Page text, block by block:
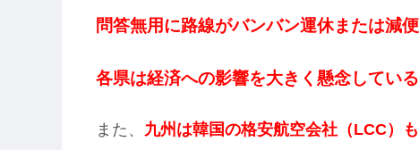
問答無用に路線がバンバン運休または減
各県は経済への影響を大きく懸念している
また、 九州は韓国の格安航空会社（LCC）